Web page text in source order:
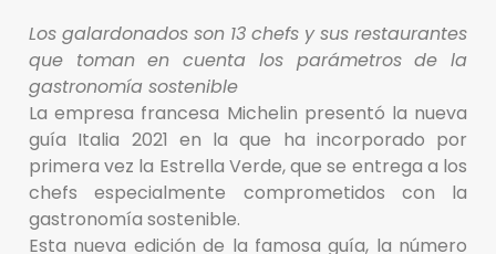
Los galardonados son 13 chefs y sus restaurantes
que toman en cuenta los parámetros de la
gastronomía sostenible
La empresa francesa Michelin presentó la nueva
guía Italia 2021 en la que ha incorporado por
primera vez la Estrella Verde, que se entrega a los
chefs especialmente comprometidos con la
gastronomía sostenible.
Esta nueva edición de la famosa guía, la número